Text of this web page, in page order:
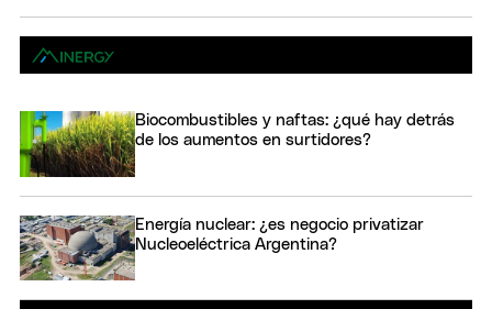
Biocombustibles y naftas: ¿qué hay detrás
de los aumentos en surtidores?
Energía nuclear: ¿es negocio privatizar
Nucleoeléctrica Argentina?